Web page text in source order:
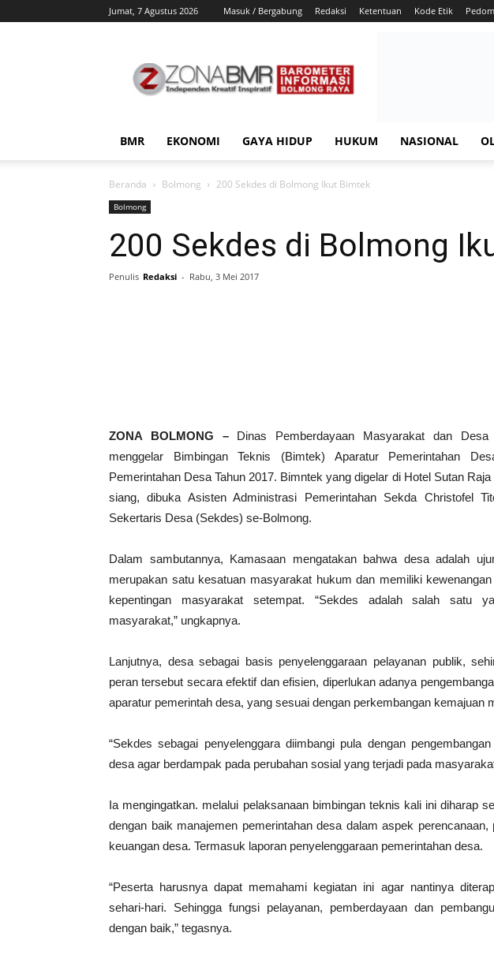
Jumat, 7 Agustus 2026 Masuk / Bergabung Redaksi Ketentuan Kode Etik
BMR EKONOMI GAYA HIDUP HUKUM NASIONAL
Beranda Bolmong 200 Sekdes di Bolmong Ikut Bimtek
Bolmong
200 Sekdes di Bolmong
Penulis Redaksi - Rabu, 3 Mei 2017
ZONA BOLMONG – Dinas Pemberdayaan Masyarakat dan
menggelar Bimbingan Teknis (Bimtek) Aparatur Pemerintahan
Pemerintahan Desa Tahun 2017. Bimntek yang digelar di Hotel Sutan
siang, dibuka Asisten Administrasi Pemerintahan Sekda Christofel
Sekertaris Desa (Sekdes) se-Bolmong.
Dalam sambutannya, Kamasaan mengatakan bahwa desa adalah
merupakan satu kesatuan masyarakat hukum dan memiliki
kepentingan masyarakat setempat. “Sekdes adalah salah satu
masyarakat,” ungkapnya.
Lanjutnya, desa sebagai basis penyelenggaraan pelayanan publik,
peran tersebut secara efektif dan efisien, diperlukan adanya
aparatur pemerintah desa, yang sesuai dengan perkembangan kemajuan
“Sekdes sebagai penyelenggara diimbangi pula dengan
desa agar berdampak pada perubahan sosial yang terjadi pada
Ia mengingatkan. melalui pelaksanaan bimbingan teknis kali ini diharap
dengan baik manajemen pemerintahan desa dalam aspek perencanaan,
keuangan desa. Termasuk laporan penyelenggaraan pemerintahan desa.
“Peserta harusnya dapat memahami kegiatan ini agar nantinya
sehari-hari. Sehingga fungsi pelayanan, pemberdayaan dan
dengan baik,” tegasnya.